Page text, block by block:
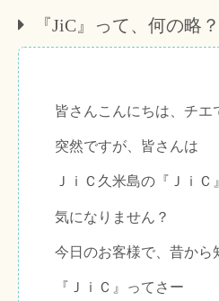
『JiC』って、何の略？
皆さんこんにちは、チ
突然ですが、皆さんは
ＪｉＣ久米島の『Ｊｉ
気になりません？
今日のお客様で、昔から
『ＪｉＣ』ってさー